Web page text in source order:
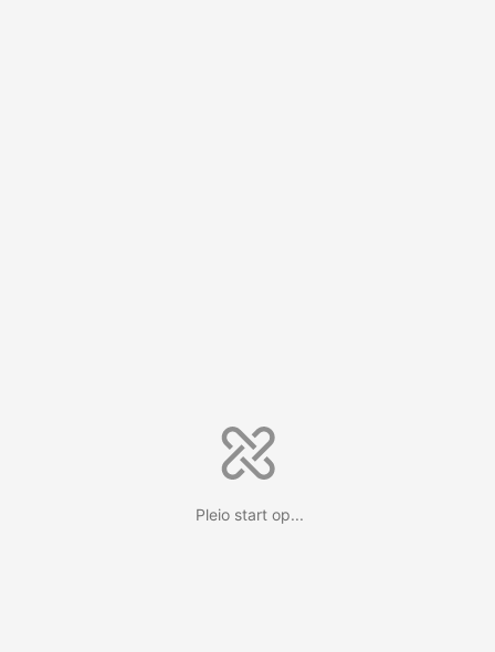
Pleio start op...